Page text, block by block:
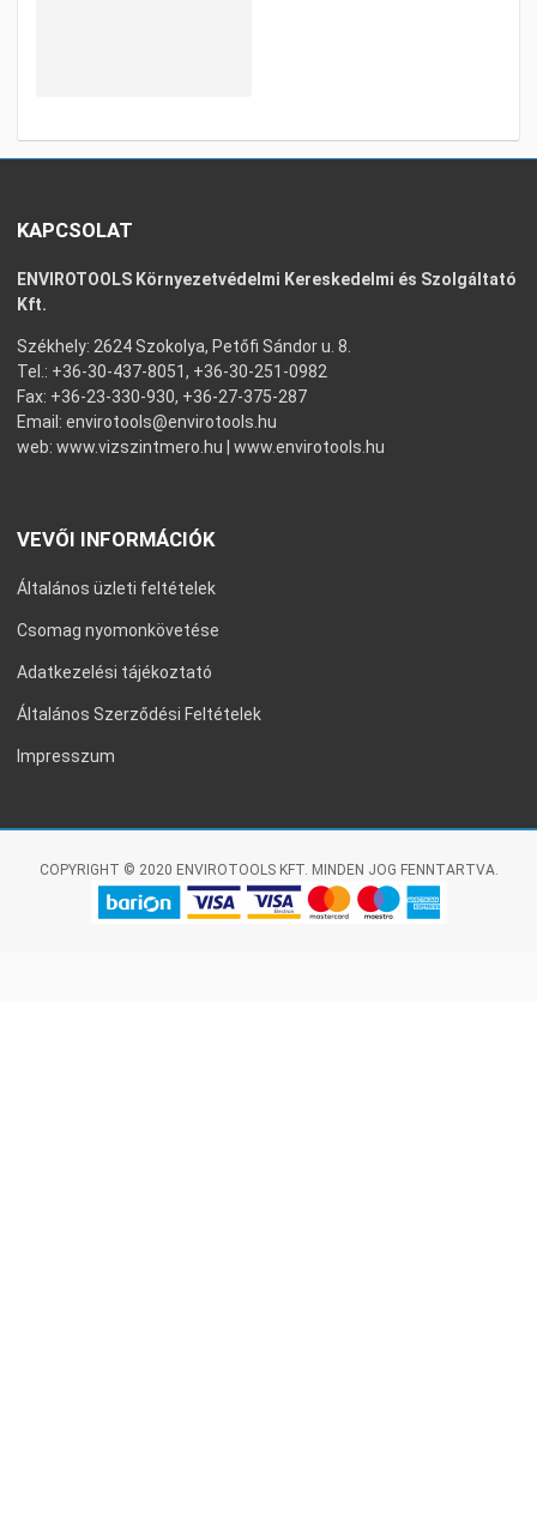
KAPCSOLAT
ENVIROTOOLS Környezetvédelmi Kereskedelmi és Szolgáltató
Kft.
Székhely: 2624 Szokolya, Petőfi Sándor u. 8.
Tel.: +36-30-437-8051, +36-30-251-0982
Fax: +36-23-330-930, +36-27-375-287
Email: envirotools@envirotools.hu
web: www.vizszintmero.hu www.envirotools.hu
VEVŐI INFORMÁCIÓK
Általános üzleti feltételek
Csomag nyomonkövetése
Adatkezelési tájékoztató
Általános Szerződési Feltételek
Impresszum
COPYRIGHT © 2020 ENVIROTOOLS KFT. MINDEN JOG FENNTARTVA.